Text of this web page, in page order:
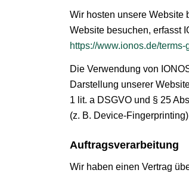
Wir hosten unsere Website
Website besuchen, erfasst
https://www.ionos.de/terms-
Die Verwendung von
Darstellung unserer
1 lit. a DSGVO und § 25
(z. B. Device-
Auftragsverarbeitung
Wir haben einen Vertrag